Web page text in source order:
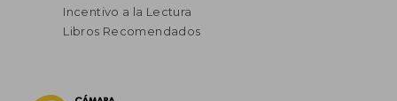
Incentivo a la Lectura
Libros Recomendados